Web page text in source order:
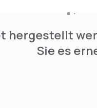
hergestellt
Sie es